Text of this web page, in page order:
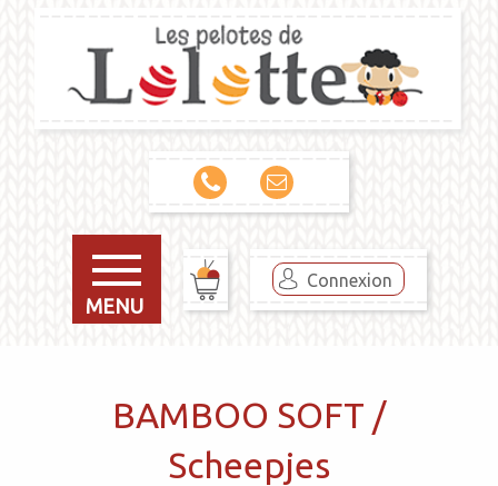
MENU
Connexion
BAMBOO SOFT /
Scheepjes